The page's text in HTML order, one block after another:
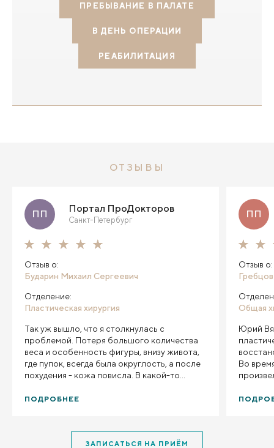
ПРЕБЫВАНИЕ В ПАЛАТЕ
В ДЕНЬ ОПЕРАЦИИ
РЕАБИЛИТАЦИЯ
ОТЗЫВЫ
ПП Портал ПроДокторов
Санкт-Петербург
Отзыв о:
Бударин Михаил Сергеевич
Отделение:
Пластическая хирургия
Так уж вышло, что я столкнулась с
проблемой. Потеря большого количества
веса и особенность фигуры, внизу живота,
где пупок, всегда была округлость, а после
похудения - кожа повисла. В какой-то
себя, а эти складки шарпея мешают мне
от моего тела. Оказалось, что жира у меня
нет, а лишняя кожа - есть, и она не стянется
ПОДРОБНЕЕ
ПП
Отзыв о:
Общая
Юрий
Во
ЗАПИСАТЬСЯ НА ПРИЁМ